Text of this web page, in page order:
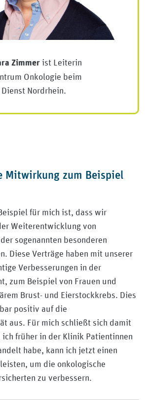
Zimmer ist Leiterin
Onkologie beim
Nordrhein.
Mitwirkung zum Beispiel
für mich ist, dass wir
Weiterentwicklung von
sogenannten besonderen
Diese Verträge haben mit unserer
Verbesserungen in der
zum Beispiel von Frauen und
Brust- und Eierstockkrebs. Dies
positiv auf die
aus. Für mich schließt sich damit
ich früher in der Klinik Patientinnen
habe, kann ich jetzt einen
um die onkologische
zu verbessern.